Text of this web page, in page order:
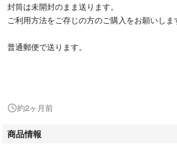
封筒は未開封のまま送ります。
ご利用方法をご存じの方のご購入をお願いしま
普通郵便で送ります。
コードなどの情報を取引メッセージでお伝え
ＹＡＭＡＮ
家庭用美容機器
約2ヶ月前
商品情報